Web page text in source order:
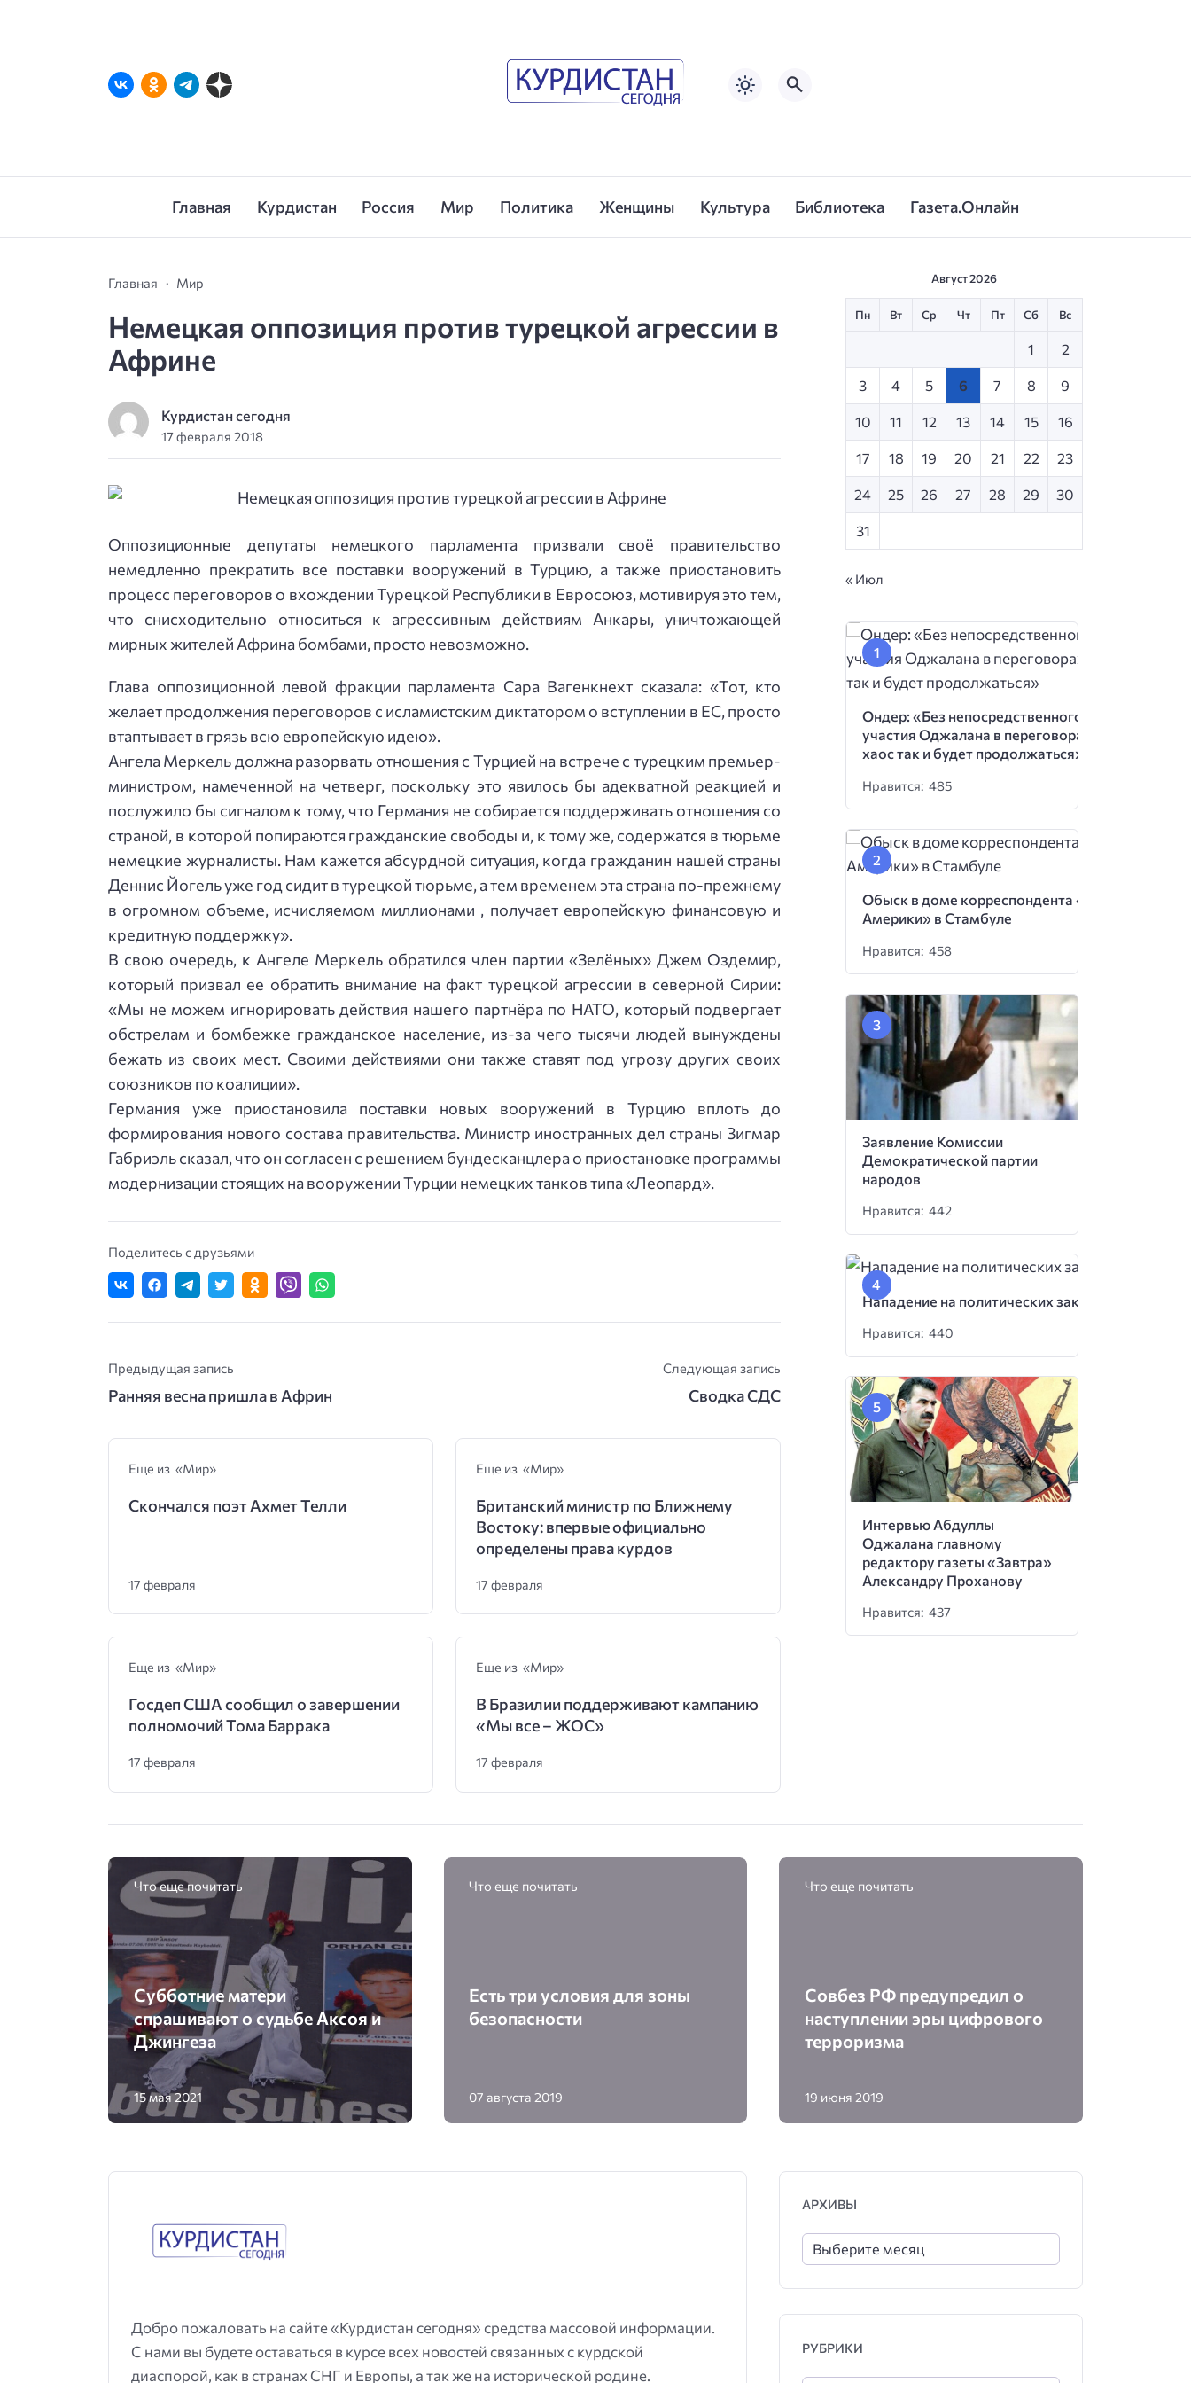
Главная Курдистан Россия Мир Политика Женщины Культура Библиотека Газета.Онлайн
Главная Мир
Немецкая оппозиция против турецкой агрессии в
Африне
Курдистан сегодня
17 февраля 2018
Оппозиционные депутаты немецкого парламента призвали своё правительство
немедленно прекратить все поставки вооружений в Турцию, а также приостановить
процесс переговоров о вхождении Турецкой Республики в Евросоюз, мотивируя это тем,
что снисходительно относиться к агрессивным действиям Анкары, уничтожающей
мирных жителей Африна бомбами, просто невозможно.
Глава оппозиционной левой фракции парламента Сара Вагенкнехт сказала: «Тот, кто
желает продолжения переговоров с исламистским диктатором о вступлении в ЕС, просто
втаптывает в грязь всю европейскую идею».
Ангела Меркель должна разорвать отношения с Турцией на встрече с турецким премьер-
министром, намеченной на четверг, поскольку это явилось бы адекватной реакцией и
послужило бы сигналом к тому, что Германия не собирается поддерживать отношения со
страной, в которой попираются гражданские свободы и, к тому же, содержатся в тюрьме
немецкие журналисты. Нам кажется абсурдной ситуация, когда гражданин нашей страны
Деннис Йогель уже год сидит в турецкой тюрьме, а тем временем эта страна по-прежнему
в огромном объеме, исчисляемом миллионами , получает европейскую финансовую и
кредитную поддержку».
В свою очередь, к Ангеле Меркель обратился член партии «Зелёных» Джем Оздемир,
который призвал ее обратить внимание на факт турецкой агрессии в северной Сирии:
«Мы не можем игнорировать действия нашего партнёра по НАТО, который подвергает
обстрелам и бомбежке гражданское население, из-за чего тысячи людей вынуждены
бежать из своих мест. Своими действиями они также ставят под угрозу других своих
союзников по коалиции».
Германия уже приостановила поставки новых вооружений в Турцию вплоть до
формирования нового состава правительства. Министр иностранных дел страны Зигмар
Габриэль сказал, что он согласен с решением бундесканцлера о приостановке программы
модернизации стоящих на вооружении Турции немецких танков типа «Леопард».
Поделитесь с друзьями
Предыдущая запись
Ранняя весна пришла в Африн
Следующая запись
Сводка СДС
Еще из «Мир»
Скончался поэт Ахмет Телли
17 февраля
Еще из «Мир»
Британский министр по Ближнему
Востоку: впервые официально
определены права курдов
17 февраля
Еще из «Мир»
Госдеп США сообщил о завершении
полномочий Тома Баррака
17 февраля
Еще из «Мир»
В Бразилии поддерживают кампанию
«Мы все – ЖОС»
17 февраля
Август 2026
Пн Вт Ср Чт Пт Сб Вс
1 2
3 4 5 6 7 8 9
10 11 12 13 14 15 16
17 18 19 20 21 22 23
24 25 26 27 28 29 30
31
« Июл
Ондер: «Без непосредственного
участия Оджалана в переговорах
хаос так и будет продолжаться»
Нравится: 485
Обыск в доме корреспондента «Голоса
Америки» в Стамбуле
Нравится: 458
Заявление Комиссии
Демократической партии
народов
Нравится: 442
Нападение на политических заключенных
Нравится: 440
Интервью Абдуллы
Оджалана главному
редактору газеты «Завтра»
Александру Проханову
Нравится: 437
Что еще почитать
Субботние матери
спрашивают о судьбе Аксоя и
Джингеза
15 мая 2021
Что еще почитать
Есть три условия для зоны
безопасности
07 августа 2019
Что еще почитать
Совбез РФ предупредил о
наступлении эры цифрового
терроризма
19 июня 2019
Добро пожаловать на сайте «Курдистан сегодня» средства массовой информации.
С нами вы будете оставаться в курсе всех новостей связанных с курдской
диаспорой, как в странах СНГ и Европы, а так же на исторической родине.
АРХИВЫ
РУБРИКИ